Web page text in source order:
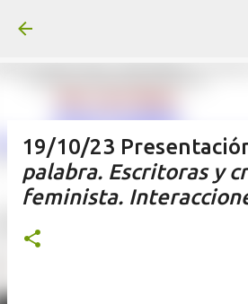
19/10/23
palabra. Escritoras y
feminista.